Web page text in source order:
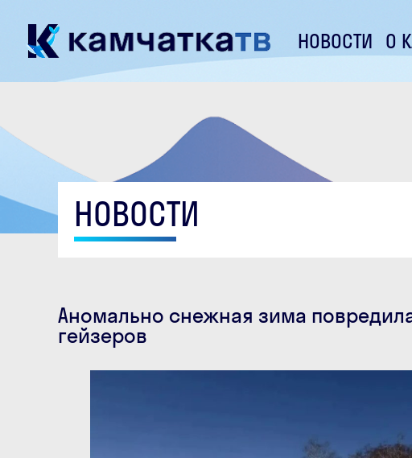
НОВОСТИ О
НОВОСТИ
Аномально снежная зима
гейзеров